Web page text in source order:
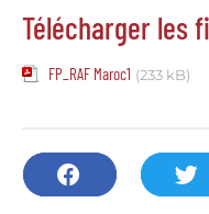
Télécharger les
FP_RAF Maroc1 (233 kB)